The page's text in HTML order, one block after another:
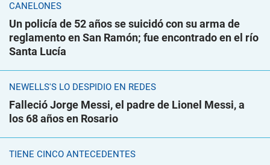
CANELONES
Un policía de 52 años se suicidó con su arma de
reglamento en San Ramón; fue encontrado en el río
Santa Lucía
NEWELLS'S LO DESPIDIÓ EN REDES
Falleció Jorge Messi, el padre de Lionel Messi, a
los 68 años en Rosario
TIENE CINCO ANTECEDENTES